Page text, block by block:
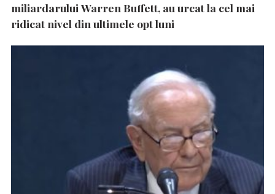
miliardarului Warren Buffett, au urcat la cel mai
ridicat nivel din ultimele opt luni